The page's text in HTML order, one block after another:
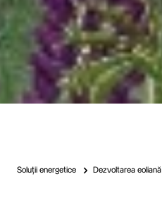
Soluții energetice Dezvoltarea eoliană